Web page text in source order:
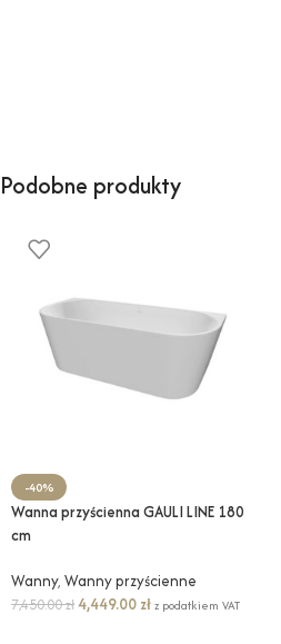
Podobne produkty
-40%
Wanna przyścienna GAULI LINE 180
cm
Wanny, Wanny przyścienne
7,450.00zł 4,449.00 złz podatkiem VAT